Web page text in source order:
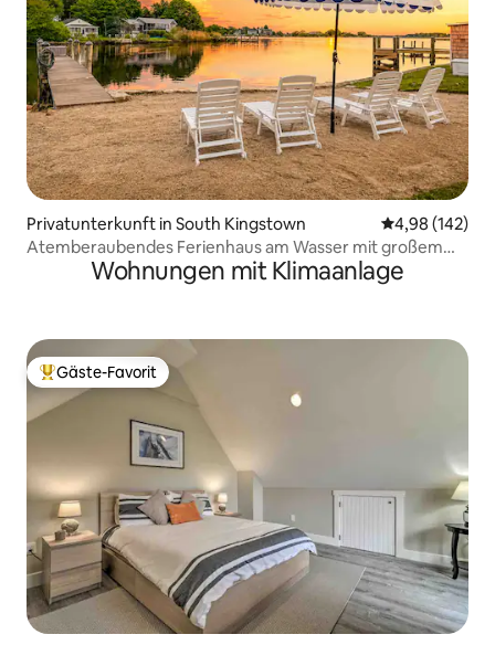
Privatunterkunft in South Kingstown
4,98 (142)
Atemberaubendes Ferienhaus am Wasser mit großem
Hof & Dock!Wohnungen mit Klimaanlage
Beliebter Gäste-Favorit.
Gäste-Favorit